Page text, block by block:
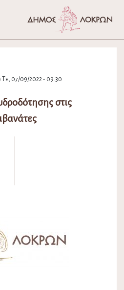
Τε, 07/09/2022 - 09:30
στις